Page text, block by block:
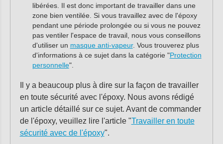
libérées. Il est donc important de travailler dans une
zone bien ventilée. Si vous travaillez avec de l'époxy
pendant une période prolongée ou si vous ne pouvez
pas ventiler l'espace de travail, nous vous conseillons
d'utiliser un masque anti-vapeur. Vous trouverez plus
d'informations à ce sujet dans la catégorie "Protection
personnelle".
Il y a beaucoup plus à dire sur la façon de travailler
en toute sécurité avec l'époxy. Nous avons rédigé
un article détaillé sur ce sujet. Avant de commander
de l'époxy, veuillez lire l'article "Travailler en toute
sécurité avec de l'époxy".